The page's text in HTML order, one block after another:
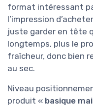
format intéressant
l’impression
juste garder en tête
longtemps, plus le
fraîcheur, donc bien
au sec.
Niveau
produit « basique